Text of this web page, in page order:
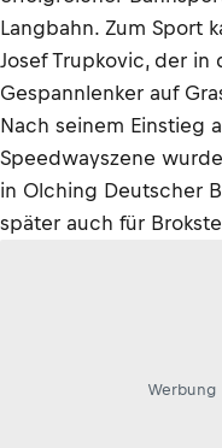
Langbahn. Zum Sport
Josef Trupkovic, der in
Gespannlenker auf
Nach seinem Einstieg
Speedwayszene
in Olching Deutscher
später auch für
Werbung